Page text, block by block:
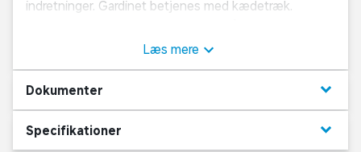
indretninger. Gardinet betjenes med kædetræk.
lyset ude, når du skal sove. Gardinerne kan monteres i
loft eller på væg. Gardinerne kan desuden afkortes.
Vejledning til montage og afkortning findes i
emballagen.
De angivne mål er inkl. beslag.
Læs mere
Dokumenter keyboard_arrow_down
Specifikationer keyboard_arrow_down